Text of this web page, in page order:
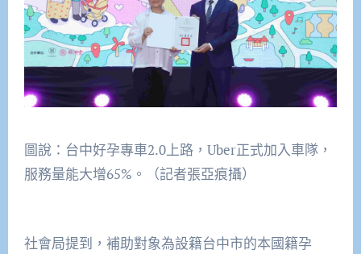
圖說：台中好孕專車2.0上路，Uber正式加入車隊，
服務量能大增65%。（記者張亞痕攝）
社會局提到，補助對象為設籍台中市的本國籍孕